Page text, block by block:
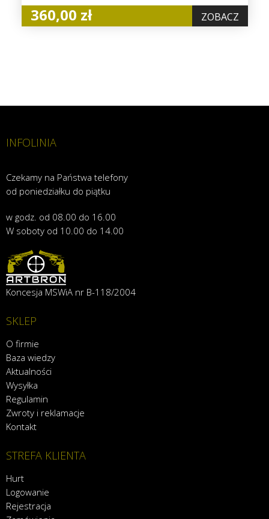
360,00 zł ZOBACZ
INFOLINIA
Czekamy na Państwa telefony
od poniedziałku do piątku
w godz. od 08.00 do 16.00
W soboty od 10.00 do 14.00
Koncesja MSWiA nr B-118/2004
SKLEP
O firmie
Baza wiedzy
Aktualności
Wysyłka
Regulamin
Zwroty i reklamacje
Kontakt
STREFA KLIENTA
Hurt
Logowanie
Rejestracja